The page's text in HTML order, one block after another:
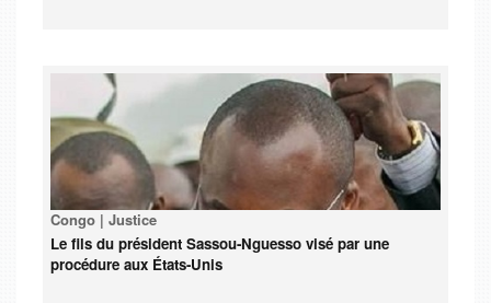
Congo | Justice
Le fils du président Sassou-Nguesso visé par une
procédure aux États-Unis